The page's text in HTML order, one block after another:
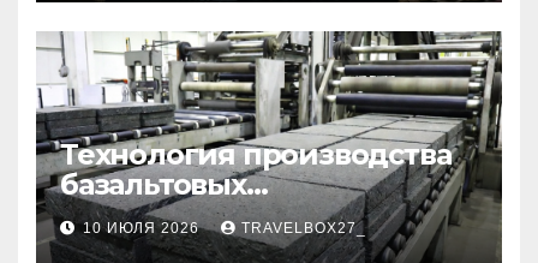
Технология производства
базальтовых
теплоизоляционных плит
по ГОСТ
10 ИЮЛЯ 2026 TRAVELBOX27_